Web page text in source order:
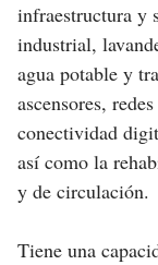
infraestructura y
industrial,
agua potable y
ascensores,
conectividad
así como la
y de circulación.
Tiene una